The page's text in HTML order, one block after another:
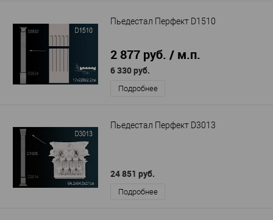
Пьедестал Перфект D1510
2 877 руб. / м.п.
6 330 руб.
Подробнее
Пьедестал Перфект D3013
24 851 руб.
Подробнее